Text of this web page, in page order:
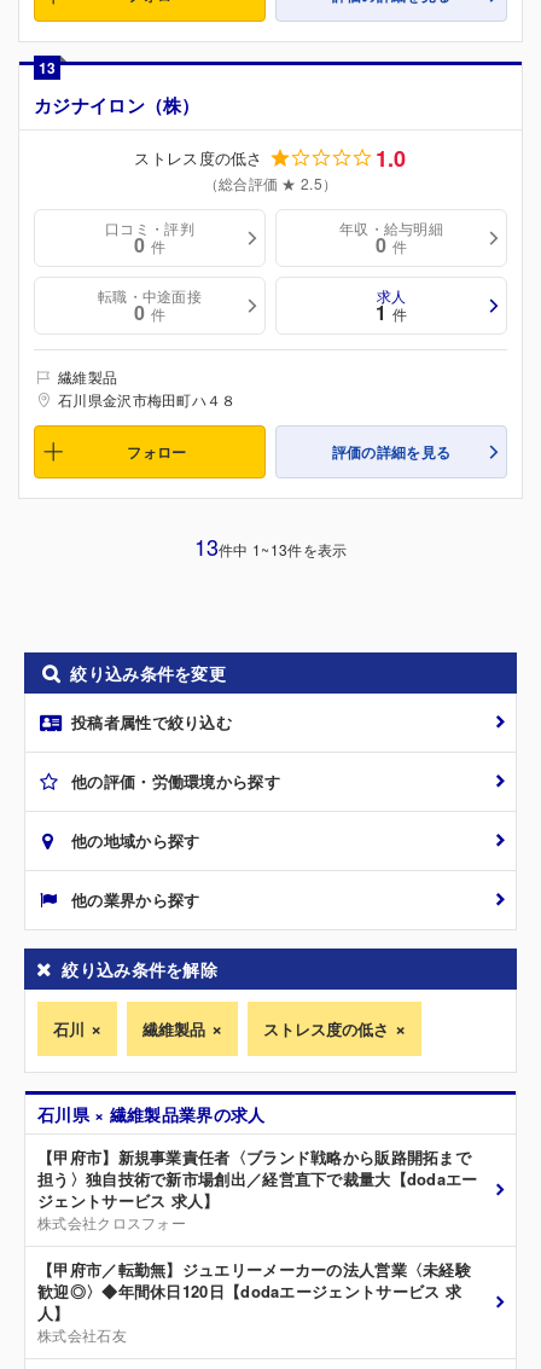
13
カジナイロン（株）
ストレス度の低さ 1.0
（総合評価 ★ 2.5）
口コミ・評判
0 件
年収・給与明細
0 件
転職・中途面接
0 件
求人
1 件
繊維製品
石川県金沢市梅田町ハ４８
フォロー 評価の詳細を見る
13件中 1~13件を表示
絞り込み条件を変更
投稿者属性で絞り込む
他の評価・労働環境から探す
他の地域から探す
他の業界から探す
絞り込み条件を解除
石川 繊維製品 ストレス度の低さ
石川県 × 繊維製品業界の求人
【甲府市】新規事業責任者〈ブランド戦略から販路開拓まで
担う〉独自技術で新市場創出／経営直下で裁量大【dodaエー
ジェントサービス 求人】
株式会社クロスフォー
【甲府市／転勤無】ジュエリーメーカーの法人営業〈未経験
歓迎◎〉◆年間休日120日【dodaエージェントサービス 求
人】
株式会社石友